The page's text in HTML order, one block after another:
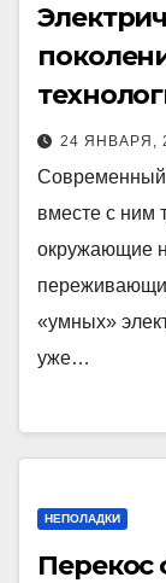
24 ЯНВАРЯ,
Современный
вместе с ним
окружающие
«умных»
уже…
НЕПОЛАДКИ
Перекос